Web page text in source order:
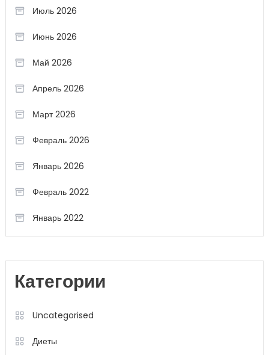
Июль 2026
Июнь 2026
Май 2026
Апрель 2026
Март 2026
Февраль 2026
Январь 2026
Февраль 2022
Январь 2022
Категории
Uncategorised
Диеты